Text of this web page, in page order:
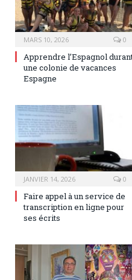
MARS 10, 2026 0
Apprendre l’Espagnol
une colonie de vacances
Espagne
JANVIER 14, 2026 0
Faire appel à un service de
transcription en ligne pour
ses écrits